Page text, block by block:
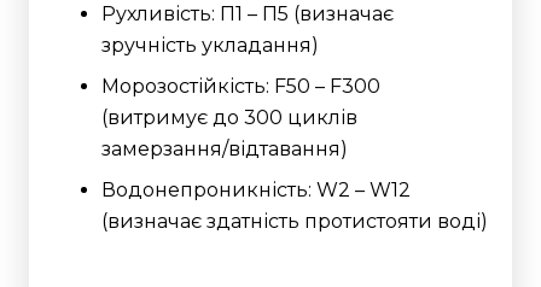
Рухливість: П1 – П5 (визначає
зручність укладання)
Морозостійкість: F50 – F300
(витримує до 300 циклів
замерзання/відтавання)
Водонепроникність: W2 – W12
(визначає здатність протистояти воді)